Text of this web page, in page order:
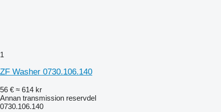
1
ZF Washer 0730.106.140
56 € ≈ 614 kr
Annan transmission reservdel
0730.106.140